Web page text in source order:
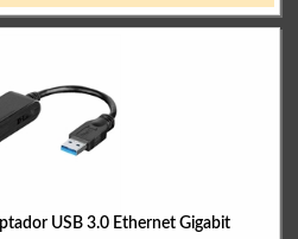
USB 3.0 Ethernet Gigabit